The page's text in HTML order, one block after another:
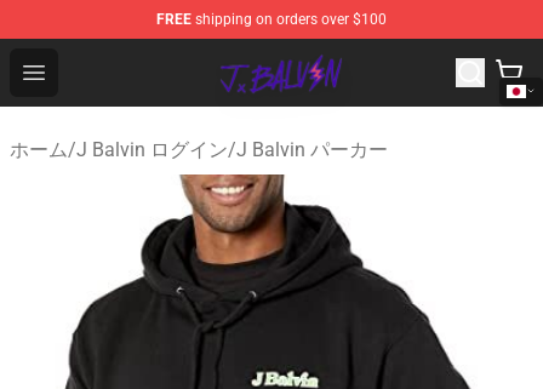
FREE shipping on orders over $100
Open menu
J Balvin Store - Official J Balvin Merchandise Shop
ホーム/J Balvin ログイン/J Balvin パーカー